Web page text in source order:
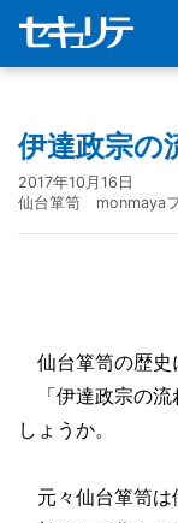
伊達政宗の
2017年10月16日
仙台箪笥 monmaya
仙台箪笥の歴史
「伊達政宗の流
しょうか。
元々仙台箪笥は